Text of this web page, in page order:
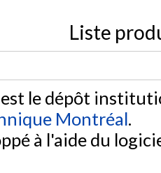
Liste
le dépôt
Montréal.
à l'aide du